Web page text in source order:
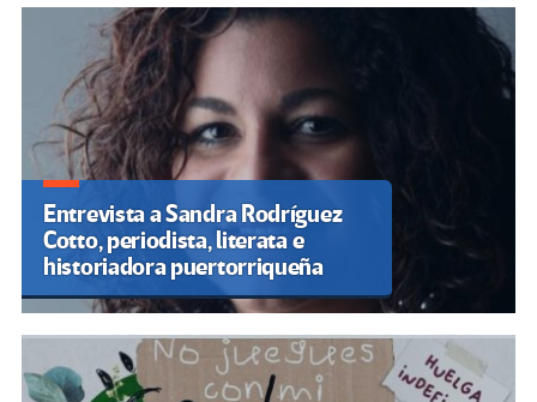
Entrevista a Sandra Rodríguez
Cotto, periodista, literata e
historiadora puertorriqueña